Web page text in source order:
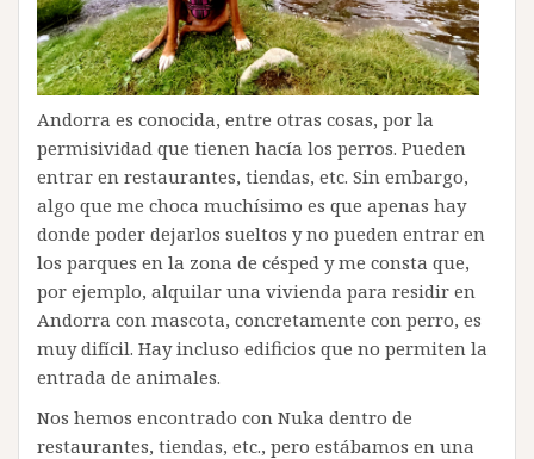
Andorra es conocida, entre otras cosas, por la
permisividad que tienen hacía los perros. Pueden
entrar en restaurantes, tiendas, etc. Sin embargo,
algo que me choca muchísimo es que apenas hay
donde poder dejarlos sueltos y no pueden entrar en
los parques en la zona de césped y me consta que,
por ejemplo, alquilar una vivienda para residir en
Andorra con mascota, concretamente con perro, es
muy difícil. Hay incluso edificios que no permiten la
entrada de animales.
Nos hemos encontrado con Nuka dentro de
restaurantes, tiendas, etc., pero estábamos en una